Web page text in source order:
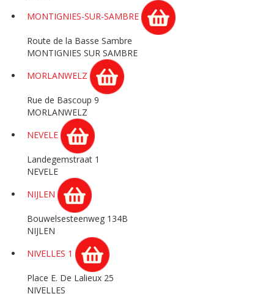
MONTIGNIES-SUR-SAMBRE
Route de la Basse Sambre
MONTIGNIES SUR SAMBRE
MORLANWELZ
Rue de Bascoup 9
MORLANWELZ
NEVELE
Landegemstraat 1
NEVELE
NIJLEN
Bouwelsesteenweg 134B
NIJLEN
NIVELLES 1
Place E. De Lalieux 25
NIVELLES